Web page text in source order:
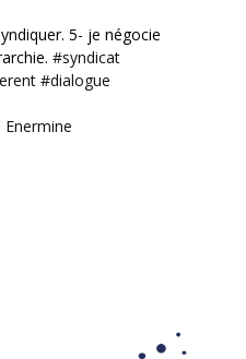
5- je négocie
#syndicat
#dialogue
Enermine